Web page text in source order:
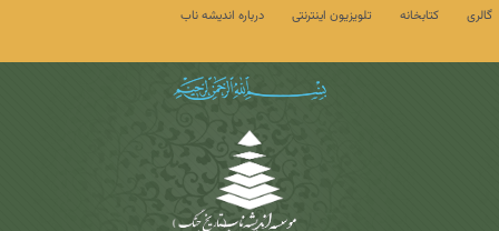
گالری کتابخانه تلویزیون اینترنتی درباره اندیشه ناب